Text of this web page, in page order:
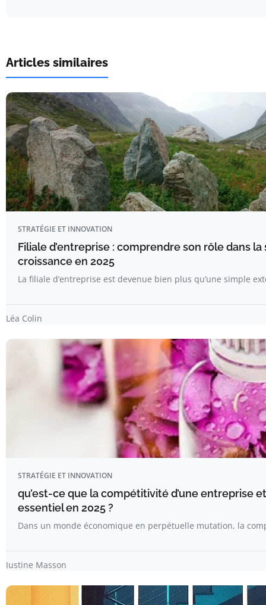
Articles similaires
STRATÉGIE ET INNOVATION
Filiale d’entreprise : comprendre son rôle dans
croissance en 2025
La filiale d’entreprise est devenue bien plus qu’une simple
Léa Colin
STRATÉGIE ET INNOVATION
qu’est-ce que la compétitivité d’une entreprise
essentiel en 2025 ?
Dans un monde économique en perpétuelle mutation, la
Justine Masson